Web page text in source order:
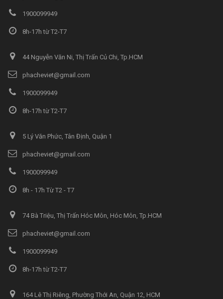
1900099949
8h-17h từ T2-T7
44 Nguyễn Văn Ni, Thị Trấn Củ Chi, Tp.HCM
phacheviet@gmail.com
1900099949
8h-17h từ T2-T7
5 Lý Văn Phức, Tân Định, Quận 1
phacheviet@gmail.com
1900099949
8h - 17h Từ T2 - T7
74 Bà Triệu, Thị Trấn Hóc Môn, Hóc Môn, Tp.HCM
phacheviet@gmail.com
1900099949
8h-17h từ T2-T7
164 Lê Thị Riêng, Phường Thới An, Quận 12, HCM